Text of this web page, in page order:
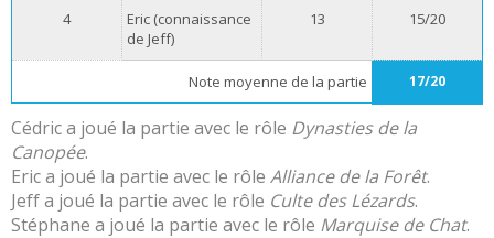
4
Eric (connaissance
de Jeff)
13 15/20
Note moyenne de la partie 17/20
Cédric a joué la partie avec le rôle Dynasties de la
Canopée.
Eric a joué la partie avec le rôle Alliance de la Forêt.
Jeff a joué la partie avec le rôle Culte des Lézards.
Stéphane a joué la partie avec le rôle Marquise de Chat.